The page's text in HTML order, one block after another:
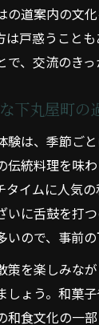
の道案内の文
は戸惑うこと
、交流のきっ
下丸屋町の
験は、季節ご
伝統料理を味
タイムに人気
に舌鼓を打つ
ので、事前の
策を楽しみな
しょう。和菓
和食文化の一